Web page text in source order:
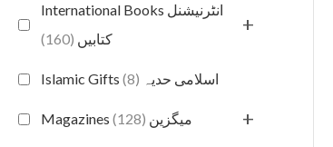
International Books انٹرنیشنل
کتابیں (160)
+
Islamic Gifts اسلامی حدیہ (8)
Magazines میگزین (128) +